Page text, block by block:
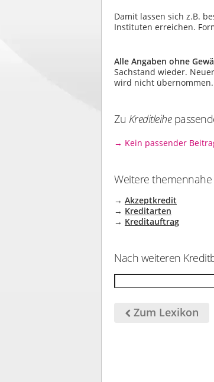
Damit lassen sich z.B.
Instituten erreichen.
Alle Angaben ohne
Sachstand wieder.
wird nicht übernommen.
Zu Kreditleihe
→ Kein passender
Weitere themennahe
→ Akzeptkredit
→ Kreditarten
→ Kreditauftrag
Nach weiteren
Zum Lexikon